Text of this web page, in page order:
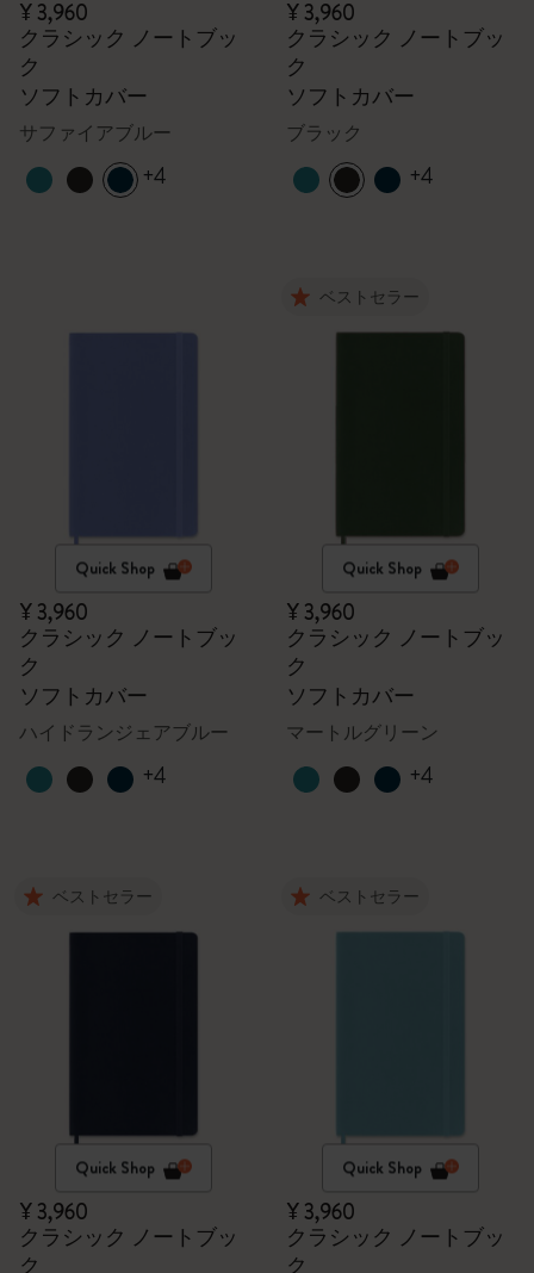
¥ 3,960
クラシック ノートブッ
ク
ソフトカバー
サファイアブルー
+4
¥ 3,960
クラシック ノートブッ
ク
ソフトカバー
ブラック
+4
Quick Shop
¥ 3,960
クラシック ノートブッ
ク
ソフトカバー
ハイドランジェアブルー
+4
ベストセラー
Quick Shop
¥ 3,960
クラシック ノートブッ
ク
ソフトカバー
マートルグリーン
+4
ベストセラー
Quick Shop
¥ 3,960
クラシック ノートブッ
ク
ベストセラー
Quick Shop
¥ 3,960
クラシック ノートブッ
ク